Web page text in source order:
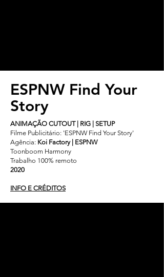
ESPNW Find Your
Story
ANIMAÇÃO CUTOUT | RIG | SETUP
Filme Publicitário: 'ESPNW Find Your Story'
Agência: Koi Factory | ESPNW
Toonboom Harmony
Trabalho 100% remoto
2020
INFO E CRÉDITOS